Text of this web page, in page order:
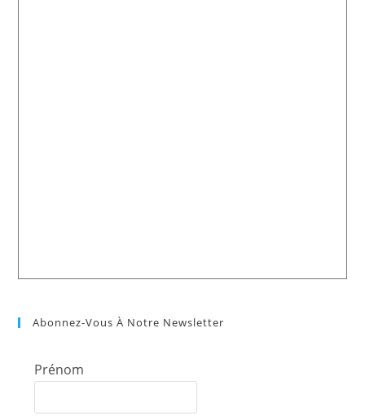
Abonnez-Vous À Notre Newsletter
Prénom